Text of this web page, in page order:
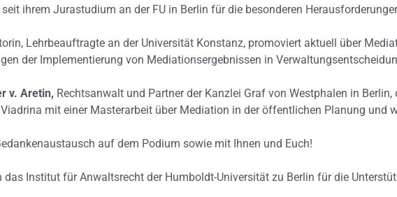
ihrem Jurastudium an der FU in Berlin für die besonderen
Lehrbeauftragte an der Universität Konstanz, promoviert aktuell über
der Implementierung von Mediationsergebnissen in
v. Aretin, Rechtsanwalt und Partner der Kanzlei Graf von Westphalen in
mit einer Masterarbeit über Mediation in der öffentlichen Planung und
auf dem Podium sowie mit Ihnen und Euch!
das Institut für Anwaltsrecht der Humboldt-Universität zu Berlin für die